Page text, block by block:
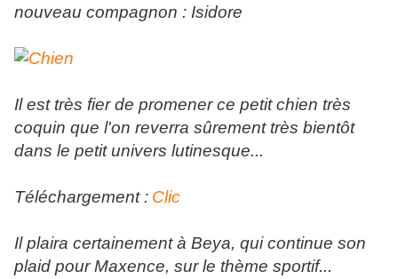
nouveau compagnon : Isidore
Il est très fier de promener ce petit chien très
coquin que l'on reverra sûrement très bientôt
dans le petit univers lutinesque...
Téléchargement : Clic
Il plaira certainement à Beya, qui continue son
plaid pour Maxence, sur le thème sportif...